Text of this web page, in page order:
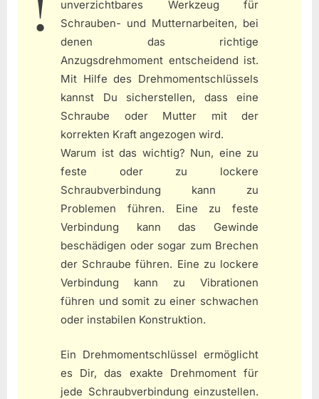
unverzichtbares Werkzeug für
Schrauben- und Mutternarbeiten, bei
denen das richtige
Anzugsdrehmoment entscheidend ist.
Mit Hilfe des Drehmomentschlüssels
kannst Du sicherstellen, dass eine
Schraube oder Mutter mit der
korrekten Kraft angezogen wird.
Warum ist das wichtig? Nun, eine zu
feste oder zu lockere
Schraubverbindung kann zu
Problemen führen. Eine zu feste
Verbindung kann das Gewinde
beschädigen oder sogar zum Brechen
der Schraube führen. Eine zu lockere
Verbindung kann zu Vibrationen
führen und somit zu einer schwachen
oder instabilen Konstruktion.
Ein Drehmomentschlüssel ermöglicht
es Dir, das exakte Drehmoment für
jede Schraubverbindung einzustellen.